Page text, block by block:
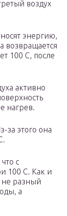
воздух
энергию,
возвращается
100 С, после
активно
нагрев.
за этого она
с
100 С. Как и
не разный
а